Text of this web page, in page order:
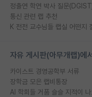
정출연 학연 박사 질문
통신 관련 랩 추천
K 전전 교수님들 랩실 어떤지
자유 게시판(아무개랩)에
카이스트 경영공학부 서류
장학금 모은 랩비통장
AI 학회들 거품 슬슬 지적이